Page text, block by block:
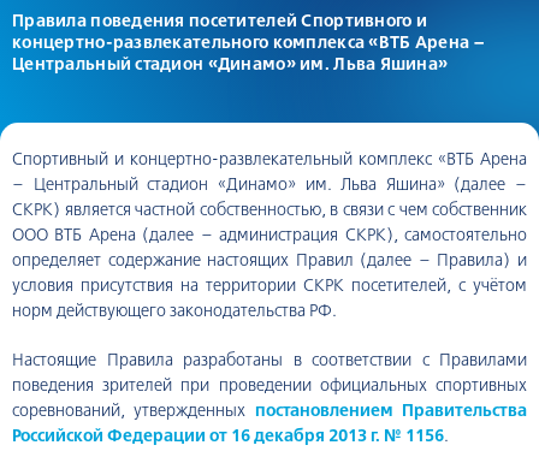
Правила поведения посетителей Спортивного и
концертно-развлекательного комплекса «ВТБ Арена –
Центральный стадион «Динамо» им. Льва Яшина»
Спортивный и концертно-развлекательный комплекс «ВТБ Арена
– Центральный стадион «Динамо» им. Льва Яшина» (далее –
СКРК) является частной собственностью, в связи с чем собственник
ООО ВТБ Арена (далее – администрация СКРК), самостоятельно
определяет содержание настоящих Правил (далее – Правила) и
условия присутствия на территории СКРК посетителей, с учётом
норм действующего законодательства РФ.
Настоящие Правила разработаны в соответствии с Правилами
поведения зрителей при проведении официальных спортивных
соревнований, утвержденных постановлением Правительства
Российской Федерации от 16 декабря 2013 г. № 1156.